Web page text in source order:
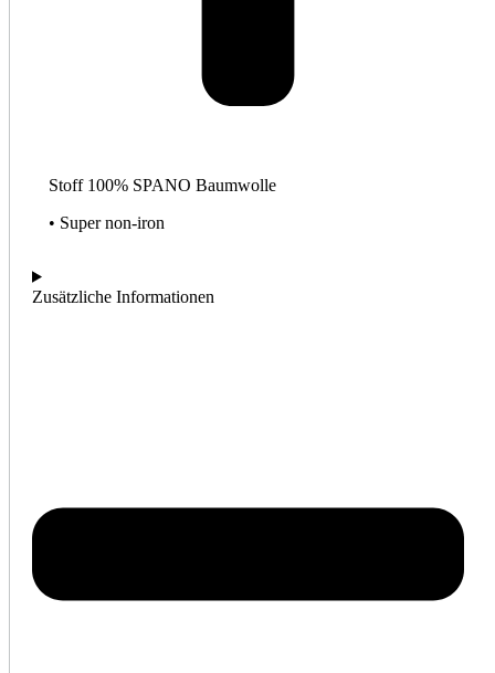
Stoff 100% SPANO Baumwolle
• Super non-iron
Zusätzliche Informationen